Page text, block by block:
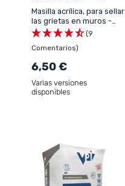
Masilla acrílica, para sellar
las grietas en muros -
ARCAMASEALANT - 49
(9
Comentarios)
6,50 €
Varias versiones
disponibles